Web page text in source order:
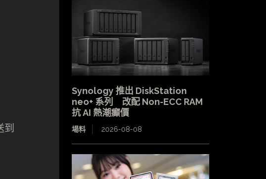
到
Synology 推出 DiskStation
neo+ 系列 改配 Non-ECC RAM
抗 AI 熱潮癲價
場料 2026-08-08